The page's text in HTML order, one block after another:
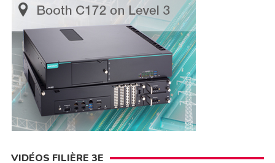
VIDÉOS FILIÈRE 3E